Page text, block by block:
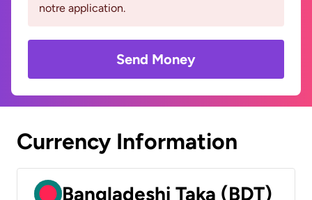
notre application.
Send Money
Currency Information
Bangladeshi Taka (BDT)